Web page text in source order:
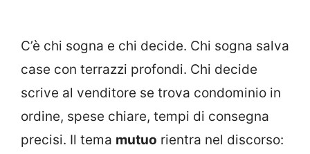
C’è chi sogna e chi decide. Chi sogna salva
case con terrazzi profondi. Chi decide
scrive al venditore se trova condominio in
ordine, spese chiare, tempi di consegna
precisi. Il tema mutuo rientra nel discorso: